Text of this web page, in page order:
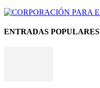
ENTRADAS POPULARES